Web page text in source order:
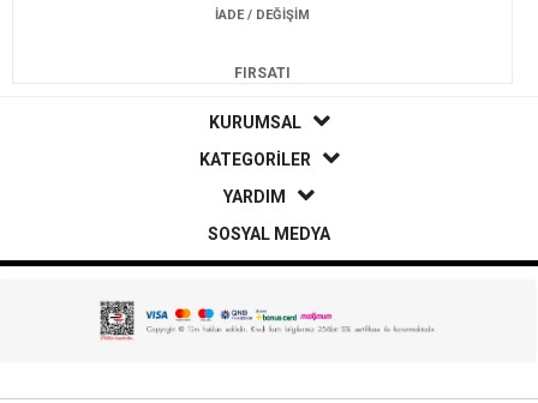
İADE / DEĞİŞİM
FIRSATI
KURUMSAL
KATEGORİLER
YARDIM
SOSYAL MEDYA